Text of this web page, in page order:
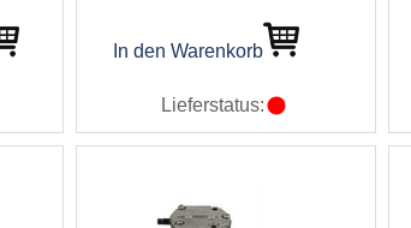
In den Warenkorb
Lieferstatus: